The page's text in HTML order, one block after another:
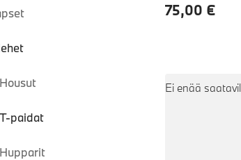
Housut
T-paidat
Hupparit
75,00 €
Ei enää